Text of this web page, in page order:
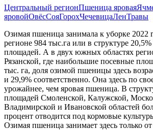
Центральный регионПшеница яровая
яровойОвёсСояГорохЧечевицаЛенТравы
Озимая пшеница занимала к уборке 2022
регионе 984 тыс.га или в структуре
площадей. А в двух южных областях
Рязанской, где наибольшие посевные
тыс. га, доля озимой пшеницы здесь
и 29,9% соответственно. Она здесь по
урожайнее, чем яровая пшеница. В
площадей Смоленской, Калужской,
Владимирской и Ивановской областей
процент отводится под кормовые
Озимая пшеница занимает здесь только